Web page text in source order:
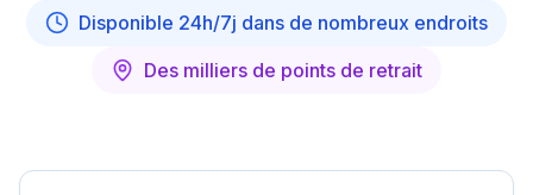
Disponible 24h/7j dans de nombreux endroits
Des milliers de points de retrait